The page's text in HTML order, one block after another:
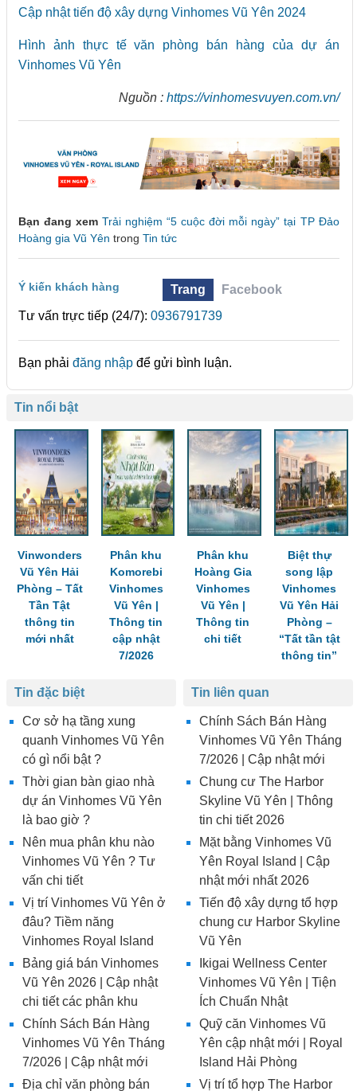
Cập nhật tiến độ xây dựng Vinhomes Vũ Yên 2024
Hình ảnh thực tế văn phòng bán hàng của dự án
Vinhomes Vũ Yên
Nguồn : https://vinhomesvuyen.com.vn/
Bạn đang xem Trải nghiệm “5 cuộc đời mỗi ngày” tại TP Đảo
Hoàng gia Vũ Yên trong Tin tức
Ý kiến khách hàng Trang
Facebook
Tư vấn trực tiếp (24/7): 0936791739
Bạn phải đăng nhập để gửi bình luận.
Tin nổi bật
Vinwonders
Vũ Yên Hải
Phòng – Tất
Tần Tật
thông tin
mới nhất
Phân khu
Komorebi
Vinhomes
Vũ Yên |
Thông tin
cập nhật
7/2026
Phân khu
Hoàng Gia
Vinhomes
Vũ Yên |
Thông tin
chi tiết
Biệt thự
song lập
Vinhomes
Vũ Yên Hải
Phòng –
“Tất tần tật
thông tin”
Tin liên quan
Chính Sách Bán Hàng
Vinhomes Vũ Yên Tháng
7/2026 | Cập nhật mới
Chung cư The Harbor
Skyline Vũ Yên | Thông
tin chi tiết 2026
Mặt bằng Vinhomes Vũ
Yên Royal Island | Cập
nhật mới nhất 2026
Tiến độ xây dựng tổ hợp
chung cư Harbor Skyline
Vũ Yên
Ikigai Wellness Center
Vinhomes Vũ Yên | Tiện
Ích Chuẩn Nhật
Quỹ căn Vinhomes Vũ
Yên cập nhật mới | Royal
Island Hải Phòng
Vị trí tổ hợp The Harbor
Tin đặc biệt
Cơ sở hạ tầng xung
quanh Vinhomes Vũ Yên
có gì nổi bật ?
Thời gian bàn giao nhà
dự án Vinhomes Vũ Yên
là bao giờ ?
Nên mua phân khu nào
Vinhomes Vũ Yên ? Tư
vấn chi tiết
Vị trí Vinhomes Vũ Yên ở
đâu? Tiềm năng
Vinhomes Royal Island
Bảng giá bán Vinhomes
Vũ Yên 2026 | Cập nhật
chi tiết các phân khu
Chính Sách Bán Hàng
Vinhomes Vũ Yên Tháng
7/2026 | Cập nhật mới
Địa chỉ văn phòng bán